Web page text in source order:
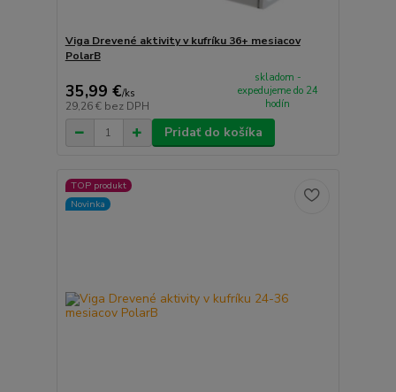
Viga Drevené aktivity v kufríku 36+ mesiacov
PolarB
35,99 €/ks
29,26 € bez DPH
skladom -
expedujeme do 24
hodín
Pridať do košíka
TOP produkt
Novinka